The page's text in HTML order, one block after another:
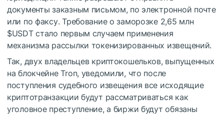
документы заказным письмом, по электронной почте
или по факсу. Требование о заморозке 2,65 млн
$USDTстало первым случаем применения
механизма рассылки токенизированных извещений.
Так, двух владельцев криптокошельков, выпущенных
на блокчейне Tron, уведомили, что после
поступления судебного извещения все исходящие
криптотранзакции будут рассматриваться как
уголовное преступление, а биржи будут обязаны